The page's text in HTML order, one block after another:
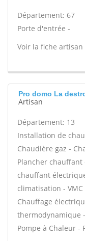
Département: 67
Porte d'entrée -
Voir la fiche artisan
Pro domo La
Artisan
Département: 13
Installation de
Chaudière gaz -
Plancher
chauffant
climatisation -
Chauffage
thermodynamique
Pompe à Chaleur -